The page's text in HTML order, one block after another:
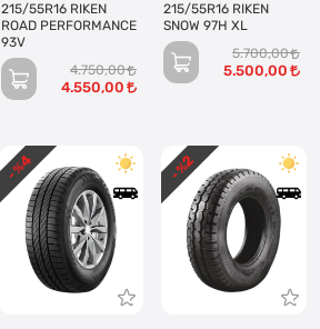
215/55R16 RIKEN
ROAD PERFORMANCE
93V
4.750,00
4.550,00
215/55R16 RIKEN
SNOW 97H XL
5.700,00
5.500,00
- %
4 - %
2